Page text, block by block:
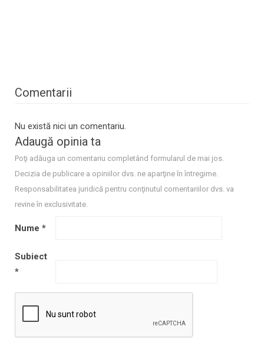
Comentarii
Nu există nici un comentariu.
Adaugă opinia ta
Poţi adăuga un comentariu completând formularul de mai jos.
Decizia de publicare a opiniilor dvs. ne aparţine în întregime.
Responsabilitatea juridică pentru conţinutul comentariilor dvs. va
revine în exclusivitate.
Nume *
Subiect
*